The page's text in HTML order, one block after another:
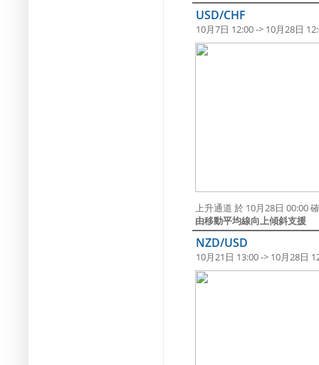
USD/CHF
10月7日 12:00 -> 10月28日
上升通道 於 10月28日 00:00
由移動平均線向上傾斜支援
NZD/USD
10月21日 13:00 -> 10月28日